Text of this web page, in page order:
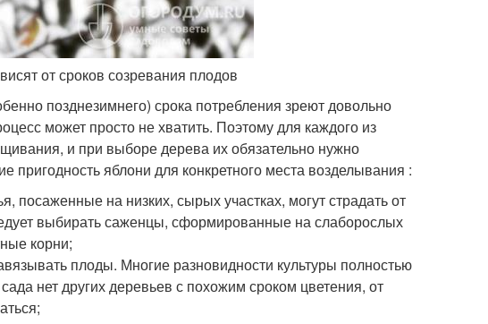
от сроков созревания плодов
позднезимнего) срока потребления зреют довольно
может просто не хватить. Поэтому для каждого из
и при выборе дерева их обязательно нужно
яблони для конкретного места возделывания :
посаженные на низких, сырых участках, могут страдать от
выбирать саженцы, сформированные на слаборослых
корни;
плоды. Многие разновидности культуры полностью
нет других деревьев с похожим сроком цветения, от